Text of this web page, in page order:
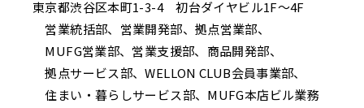
東京都渋谷区本町1-3-4 初台ダイヤビル1F～4F
営業統括部、営業開発部、拠点営業部、
MUFG営業部、営業支援部、商品開発部、
拠点サービス部、WELLON CLUB会員事業部、
住まい・暮らしサービス部、MUFG本店ビル業務